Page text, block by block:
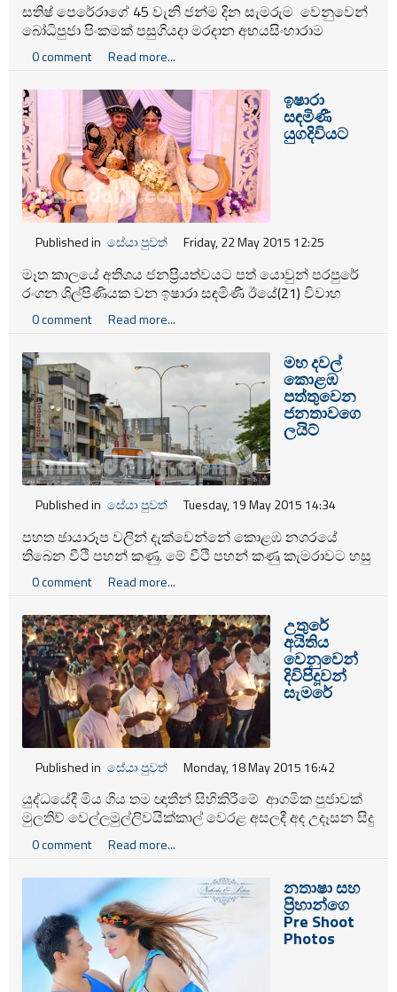
සතිෂ් පෙරේරාගේ 45 වැනි ජන්ම දින සැමරුම වෙනුවෙන්
බෝධිපුජා පිංකමක් පසුගියදා මරදාන අභයසිංහාරාම
විහාරස්ථානයේදී පැවැත් උනා.
0 comment Read more...
ඉෂාරා
සඳමිණී
යුගදිවියට
Published in සේයා පුවත් Friday, 22 May 2015 12:25
මෑත කාලයේ අතිශය ජනප්‍රියත්වයට පත් යොවුන් පරපුරේ
රංගන ශිල්පිණියක වන ඉෂාරා සඳමිණී ඊයේ(21) විවාහ
දිවියට ඇතුලත් උනා. ඇගේ අතගත්තේ රංගන ශිල්පියෙක්
සහ නීතිඥවරයෙක්ද වන අනුර පතිරණයි.
0 comment Read more...
මහ දවල්
කොළඹ
පත්තුවෙන
ජනතාවගෙ
ලයිට්
Published in සේයා පුවත් Tuesday, 19 May 2015 14:34
පහත ඡායාරූප වලින් දැක්වෙන්නේ කොළඹ නගරයේ
තිබෙන වීථි පහන් කණු. මේ වීථි පහන් කණු කැමරාවට හසු
කරගනිද්දී හරියටම වෙලාව දවල් 12 යි. මේවා රෑට වගේම
දවල්ටත් නොනවත්වා දැල්වෙනවා. වීථි පහන් කණු නඩත්තු
වෙන්නෙ කොළඹ නගර සභාව හරහායි. ඒ කියන්නෙ මේ
අධි බලැති වීථි පහන් හරහා නිකරුනේ අපතේ යන්නෙ මේ
රටේ සාමාන්‍ය ජනතාවගෙ මුදල්.
0 comment Read more...
උතුරේ
අයිතිය
වෙනුවෙන්
දිවිපිදූවන්
සැමරේ
Published in සේයා පුවත් Monday, 18 May 2015 16:42
යුද්ධයේදී මිය ගිය තම ඥාතීන් සිහිකිරීමේ ආගමික පුජාවක්
මුලතිව් වෙල්ලමුල්ලිවයික්කාල් වෙරළ අසලදී අද උදෑසන සිදු
කර තිබූ මෙම සිහිකිරීම පැවැත් වුනේ උතුරු පළාත් මහා
කෝවිල තුළදීයි.
0 comment Read more...
නතාෂා සහ
ප්‍රිහාන්ගෙ
Pre Shoot
Photos